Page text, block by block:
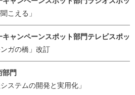
こえる」
キャンペーンスポット部門テレビスポッ
ンガの橋」改訂
部門
システムの開発と実用化」